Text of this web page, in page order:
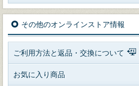
その他のオンラインストア情報
ご利用方法と返品・交換について
お気に入り商品